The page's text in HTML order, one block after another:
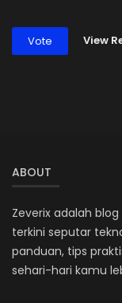
Vote View
ABOUT
Zeverix adalah
terkini seputar
panduan, tips
sehari-hari kamu